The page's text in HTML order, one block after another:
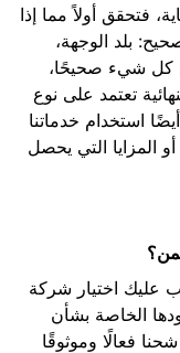
فتحقق أولاً مما إذا
بلد الوجهة،
كل شيء صحيحًا،
تعتمد على نوع
استخدام خدماتنا
المزايا التي يحصل
عليك اختيار شركة
الخاصة بشأن
فعالًا وموثوقًا